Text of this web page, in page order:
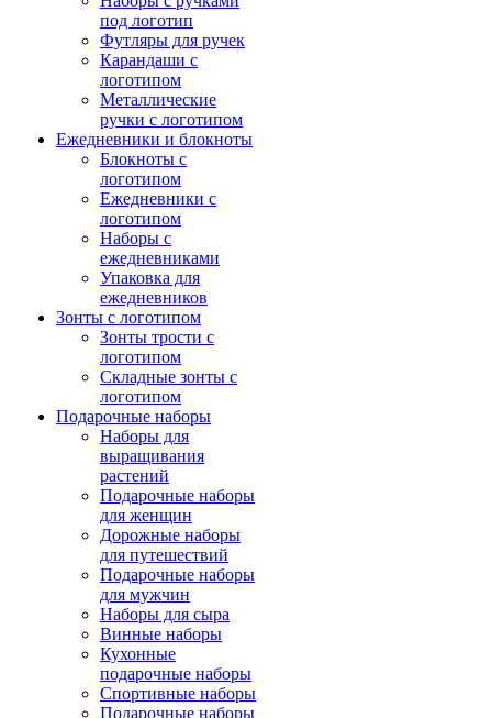
под логотип
Футляры для ручек
Карандаши с
логотипом
Металлические
ручки с логотипом
Ежедневники и блокноты
Блокноты с
логотипом
Ежедневники с
логотипом
Наборы с
ежедневниками
Упаковка для
ежедневников
Зонты с логотипом
Зонты трости с
логотипом
Складные зонты с
логотипом
Подарочные наборы
Наборы для
выращивания
растений
Подарочные наборы
для женщин
Дорожные наборы
для путешествий
Подарочные наборы
для мужчин
Наборы для сыра
Винные наборы
Кухонные
подарочные наборы
Спортивные наборы
Подарочные наборы